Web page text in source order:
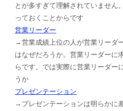
とが多すぎて理解されていません
っておくことからです
営業リーダー
→営業成績上位の人が営業リーダ
はなぜだろうか。営業リーダーに
らです。では実際に営業リーダー
うか
プレゼンテーション
→プレゼンテーションは明らかに